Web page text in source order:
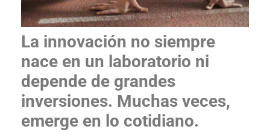
La innovación no siempre
nace en un laboratorio ni
depende de grandes
inversiones. Muchas veces,
emerge en lo cotidiano.